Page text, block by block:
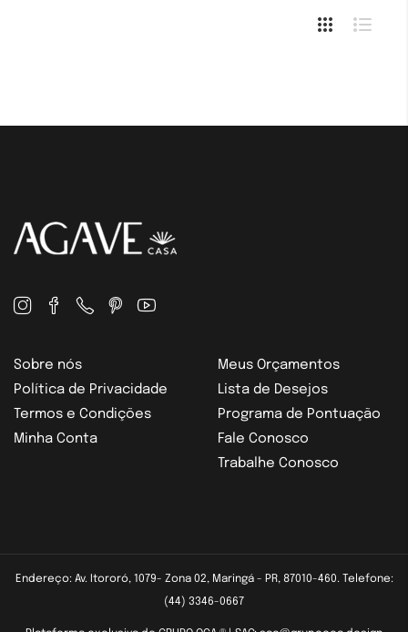
Sobre nós
Política de Privacidade
Termos e Condições
Minha Conta
Meus Orçamentos
Lista de Desejos
Programa de Pontuação
Fale Conosco
Trabalhe Conosco
Endereço: Av. Itororó, 1079- Zona 02, Maringá - PR, 87010-460. Telefone:
(44) 3346-0667